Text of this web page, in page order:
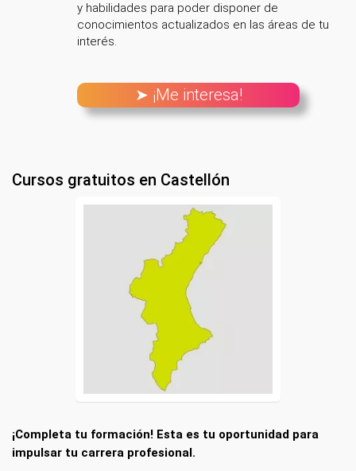
y habilidades para poder disponer de
conocimientos actualizados en las áreas de tu
interés.
➤ ¡Me interesa!
Cursos gratuitos en Castellón
¡Completa tu formación! Esta es tu oportunidad para
impulsar tu carrera profesional.